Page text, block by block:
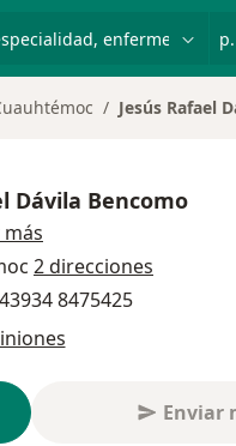
Jesús Rafael
Dávila Bencomo
2 direcciones
8475425
Enviar